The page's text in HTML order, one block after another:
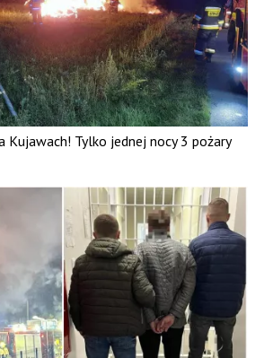
Kujawach! Tylko jednej nocy 3 pożary